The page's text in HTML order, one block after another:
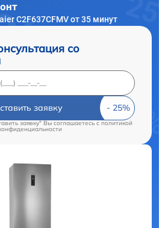
C2F637CFMV от 35 минут
со
заявку
заявку" Вы соглашаетесь cполитикой